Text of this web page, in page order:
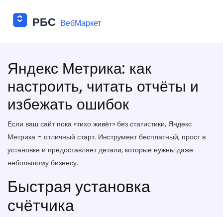
Яндекс Метрика: как
настроить, читать отчёты и
избежать ошибок
Если ваш сайт пока «тихо живёт» без статистики, Яндекс
Метрика – отличный старт. Инструмент бесплатный, прост в
установке и предоставляет детали, которые нужны даже
небольшому бизнесу.
Быстрая установка
счётчика